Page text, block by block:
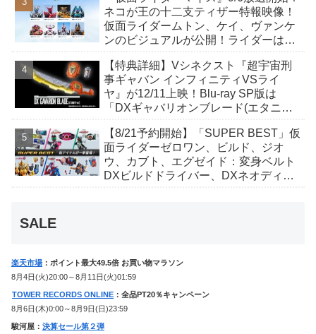
ネコが王の十二支ティザー特報映像！
仮面ライダームトン、ケイ、ヴァンケ
ンのビジュアルが公開！ライダーは子
【特典詳細】Vシネクスト『超宇宙刑
事ギャバン インフィニティVSライ
ヤ』が12/11上映！Blu-ray SP版は
「DXギャバリオンブレード(エタニテ
か豪華特典付き！
【8/21予約開始】「SUPER BEST」仮
面ライダーゼロワン、ビルド、ジオ
ウ、カブト、エグゼイド：変身ベルト
DXビルドドライバー、DXネオディケ
SALE
楽天市場 ：ポイント最大49.5倍 お買い物マラソン
8月4日(火)20:00～8月11日(火)01:59
TOWER RECORDS ONLINE ：全品PT20％キャンペーン
8月6日(木)0:00～8月9日(日)23:59
駿河屋： 決算セール第２弾